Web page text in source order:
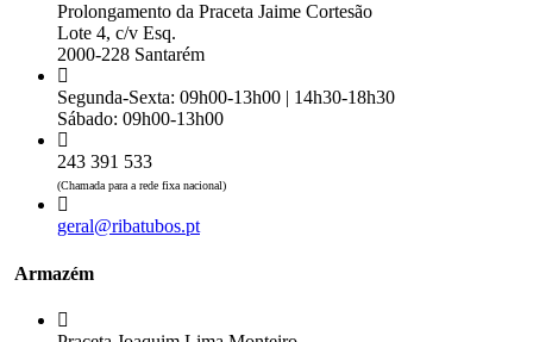
Prolongamento da Praceta Jaime Cortesão
Lote 4, c/v Esq.
2000-228 Santarém
Segunda-Sexta: 09h00-13h00 | 14h30-18h30
Sábado: 09h00-13h00
243 391 533
(Chamada para a rede fixa nacional)
geral@ribatubos.pt
Armazém